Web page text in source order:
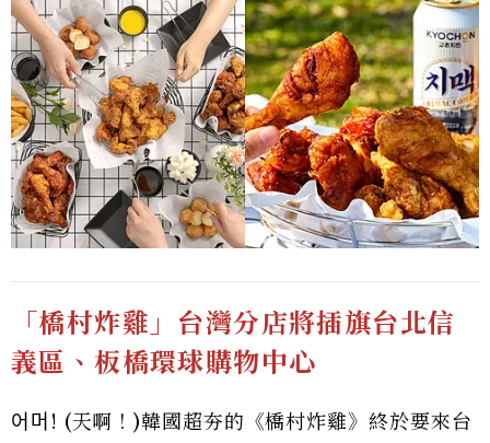
「橋村炸雞」 台灣分店將插旗台北信
義區、板橋環球購物中心
어머! (天啊！)韓國超夯的《橋村炸雞》終於要來台